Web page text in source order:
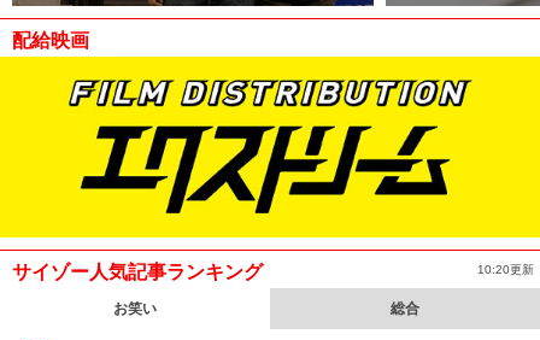
配給映画
サイゾー人気記事ランキング 10:20更新
お笑い 総合